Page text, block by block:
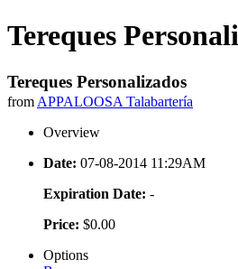
Tereques
Tereques Personalizados
from APPALOOSA Talabartería
Overview
Date: 07-08-2014 11:29AM
Expiration Date: -
Price: $0.00
Options